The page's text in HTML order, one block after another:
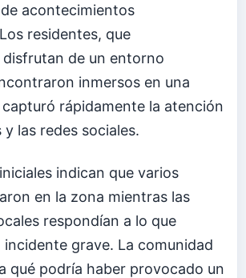
acontecimientos
residentes, que
de un entorno
inmersos en una
rápidamente la atención
y las redes sociales.
indican que varios
en la zona mientras las
respondían a lo que
incidente grave. La comunidad
qué podría haber provocado un